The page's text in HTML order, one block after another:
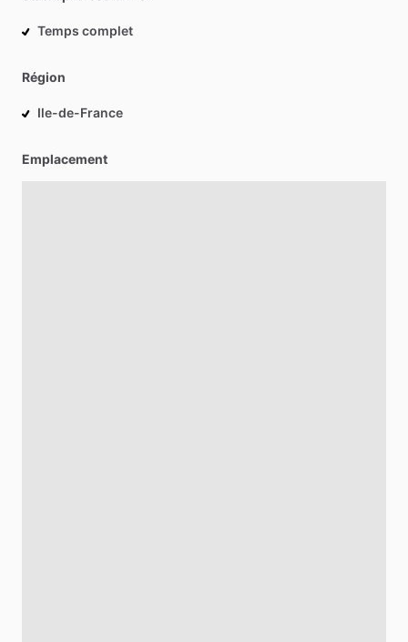
Temps complet
Région
Ile-de-France
Emplacement